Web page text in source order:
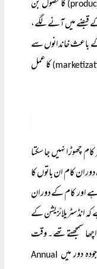
کا حصول بن
کے قبضے میں آنے لگے،
کے باعث خاندانوں سے
کا عمل
چھوڑا نہیں جا سکتا
کام ان باتوں کا
اور کام کے دوران
کہ انڈسٹریلائزیشن کے
اچھا سمجھتے تھے۔ وقت
دور میں Annual